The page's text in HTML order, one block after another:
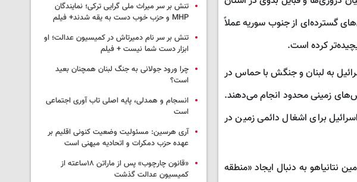
گسترده‌ای از جنوب سوریه عملاً
کرده است.
به لبنان و جنگش با حماس در
زمینی محدود انجام می‌دهند.
برای اشغال دائمی زمین در
به دنبال ایجاد «منطقه
تنش بر سر میراث ملی گرایی ترکی؛ نمایندگان
MHP و حزب خوب دست به یقه شدند+ فیلم
تنش بر سر نام دمیرتاش در کمیسیون عدالت؛ او
ابزار دست شما نیست + فیلم
چرا ورود جولانی به جنگ لبنان همچنان بعید
است؟
انسجام و همدلی، پایه اصلی تاب آوری اجتماعی
است
آری هرسین: مسئولیت وضعیت کنونی اقلیم بر
عهده حزب دمکرات و اتحادیه میهنی است
«قانون چارچوب» پس از ماراتن ۱۸ساعته از
کمیسیون عدالت گذشت